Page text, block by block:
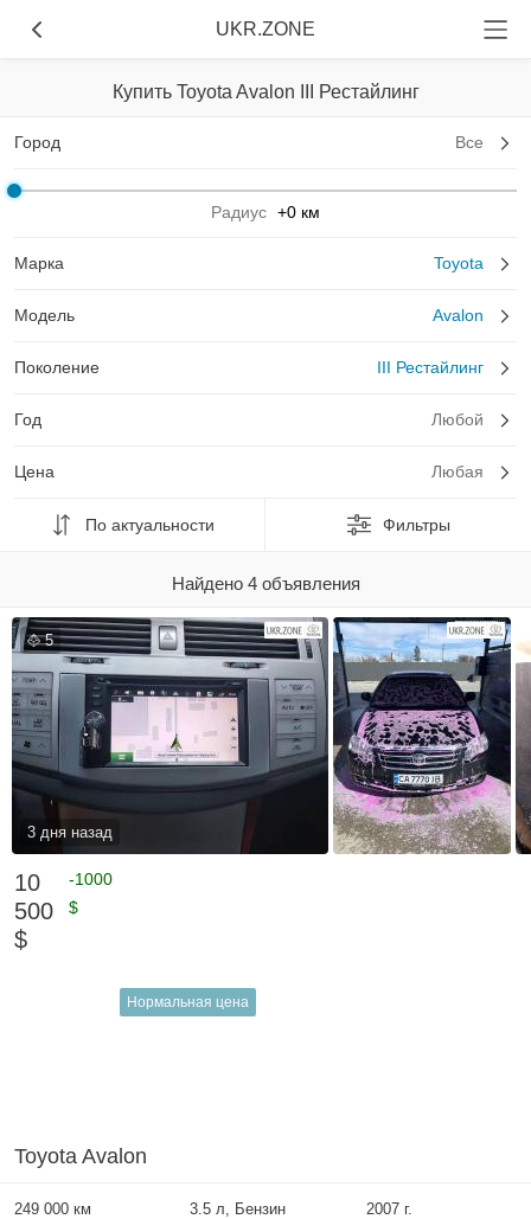
UKR.ZONE
Купить Toyota Avalon III Рестайлинг
Город Все
Радиус +0 км
Марка Toyota
Модель Avalon
Поколение III Рестайлинг
Год Любой
Цена Любая
По актуальности Фильтры
Найдено 4 объявления
5
3 дня назад
10
500
$
-1000
$
Нормальная цена
Toyota Avalon
249 000 км 3.5 л, Бензин
2007 г.